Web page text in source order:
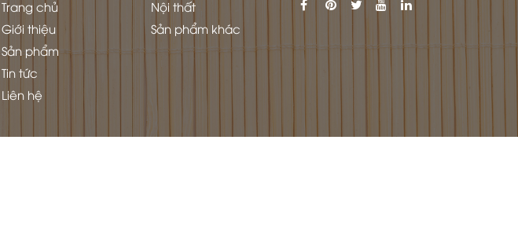
Trang chủ
Giới thiệu
Sản phẩm
Tin tức
Liên hệ
Nội thất
Sản phẩm khác